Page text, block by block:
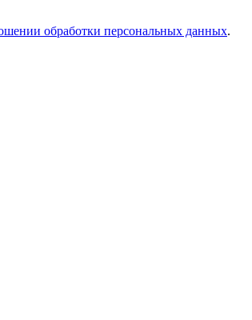
обработки персональных данных.